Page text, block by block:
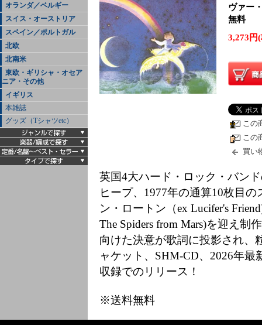
オランダ／ベルギー
スイス・オーストリア
スペイン／ポルトガル
北欧
北南米
東欧・ギリシャ・オセア
ニア・その他
イギリス
本雑誌
グッズ（Tシャツetc）
ヴァー
無料
3,273円
この
この
買い
英国4大ハード・ロック・バン
ヒープ、1977年の通算10枚目
ン・ロートン（ex Lucifer's
The Spiders from Mars)を迎え
向けた決意が歌詞に投影され、
ャケット、SHM-CD、2026年
収録でのリリース！
※送料無料